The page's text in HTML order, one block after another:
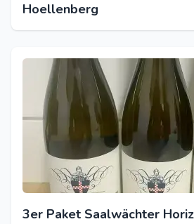
Hoellenberg
3er Paket Saalwächter